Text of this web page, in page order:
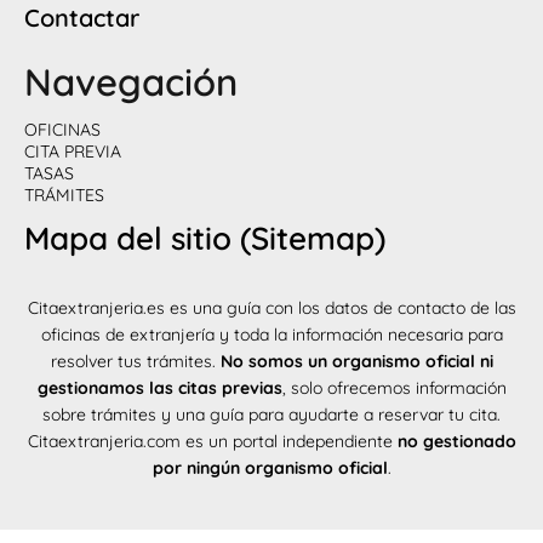
Contactar
Navegación
OFICINAS
CITA PREVIA
TASAS
TRÁMITES
Mapa del sitio (Sitemap)
Citaextranjeria.es es una guía con los datos de contacto de las
oficinas de extranjería y toda la información necesaria para
resolver tus trámites. No somos un organismo oficial ni
gestionamos las citas previas, solo ofrecemos información
sobre trámites y una guía para ayudarte a reservar tu cita.
Citaextranjeria.com es un portal independiente no gestionado
por ningún organismo oficial.